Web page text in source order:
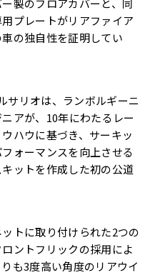
製のフロアカバーと、同
プレートがリアファイア
の独自性を証明してい
サリオは、ランボルギーニ
アが、10年にわたるレー
ハウに基づき、サーキッ
ォーマンスを向上させる
ットを作成した初の公道
トに取り付けられた2つの
ントフリックの採用によ
も3度高い角度のリアウイ